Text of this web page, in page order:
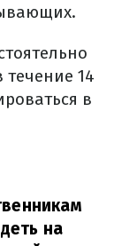
течение 14
в
на